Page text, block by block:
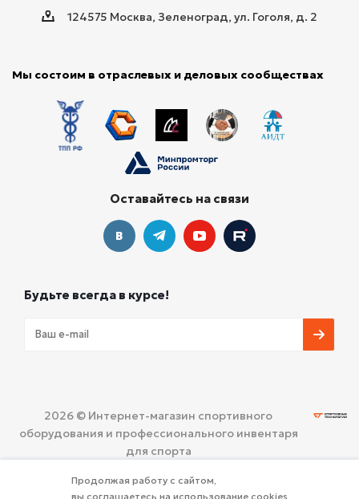
124575 Москва, Зеленоград, ул. Гоголя, д. 2
Мы состоим в отраслевых и деловых сообществах
Оставайтесь на связи
Будьте всегда в курсе!
2026 © Интернет-магазин спортивного
оборудования и профессионального инвентаря
для спорта
конфиденциальности
Продолжая работу с сайтом,
вы соглашаетесь на использование cookies